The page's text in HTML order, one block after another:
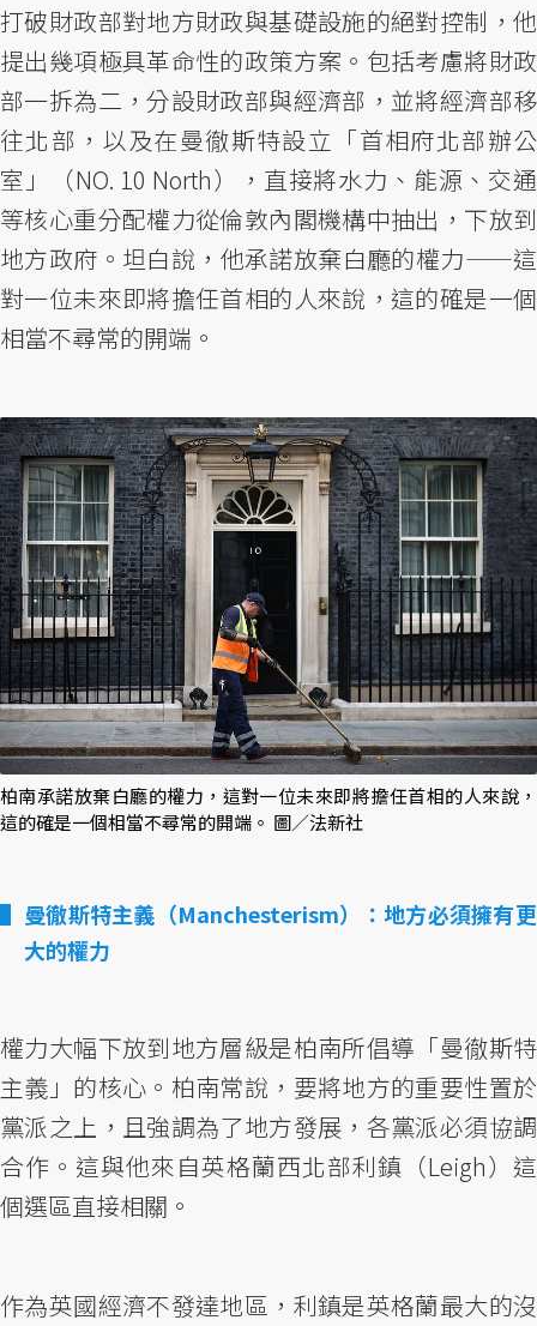
打破財政部對地方財政與基礎設施的絕對控制，他
提出幾項極具革命性的政策方案。包括考慮將財政
部一拆為二，分設財政部與經濟部，並將經濟部移
往北部，以及在曼徹斯特設立「首相府北部辦公
室」（NO. 10 North），直接將水力、能源、交通
等核心重分配權力從倫敦內閣機構中抽出，下放到
地方政府。坦白說，他承諾放棄白廳的權力——這
對一位未來即將擔任首相的人來說，這的確是一個
相當不尋常的開端。
柏南承諾放棄白廳的權力，這對一位未來即將擔任首相的人來說，
這的確是一個相當不尋常的開端。 圖／法新社
曼徹斯特主義（Manchesterism）：地方必須擁有更
大的權力
權力大幅下放到地方層級是柏南所倡導「曼徹斯特
主義」的核心。柏南常說，要將地方的重要性置於
黨派之上，且強調為了地方發展，各黨派必須協調
合作。這與他來自英格蘭西北部利鎮（Leigh）這
個選區直接相關。
作為英國經濟不發達地區，利鎮是英格蘭最大的沒